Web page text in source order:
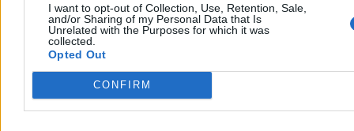
I want to opt-out of Collection, Use, Retention, Sale,
and/or Sharing of my Personal Data that Is
Unrelated with the Purposes for which it was
collected.
Opted Out
CONFIRM
Samochód zderzył się z busem. 11 osób
poszkodowanych, droga zablokowana
Po wypadku zablokowana jest droga wojewódzka nr 848 w
Pułankowicach (Lubelskie), gdzie samochód osobowy zderzył się z
busem pasażerskim. Według policji poszkodowanych jest 11 osób.
Dwie trafiły do szpitala - wynika z informacji straży pożarnej.